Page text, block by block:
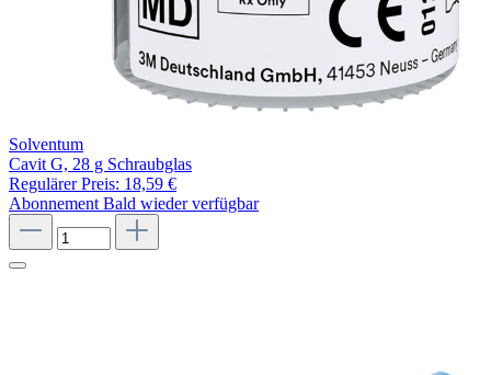
Solventum
Cavit G, 28 g Schraubglas
Regulärer Preis: 18,59 €
AbonnementBald wieder verfügbar